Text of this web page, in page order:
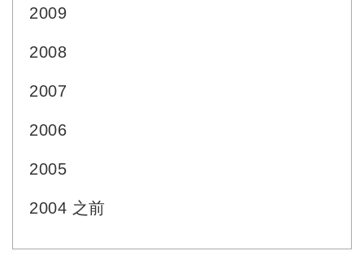
2009
2008
2007
2006
2005
2004 之前